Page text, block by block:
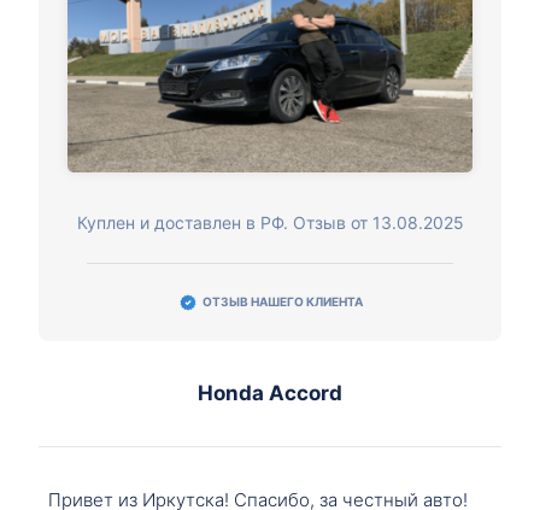
Куплен и доставлен в РФ. Отзыв от 13.08.2025
ОТЗЫВ НАШЕГО КЛИЕНТА
Honda Accord
Привет из Иркутска! Спасибо, за честный авто!